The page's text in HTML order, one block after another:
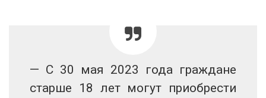
— С 30 мая 2023 года граждане
старше 18 лет могут приобрести